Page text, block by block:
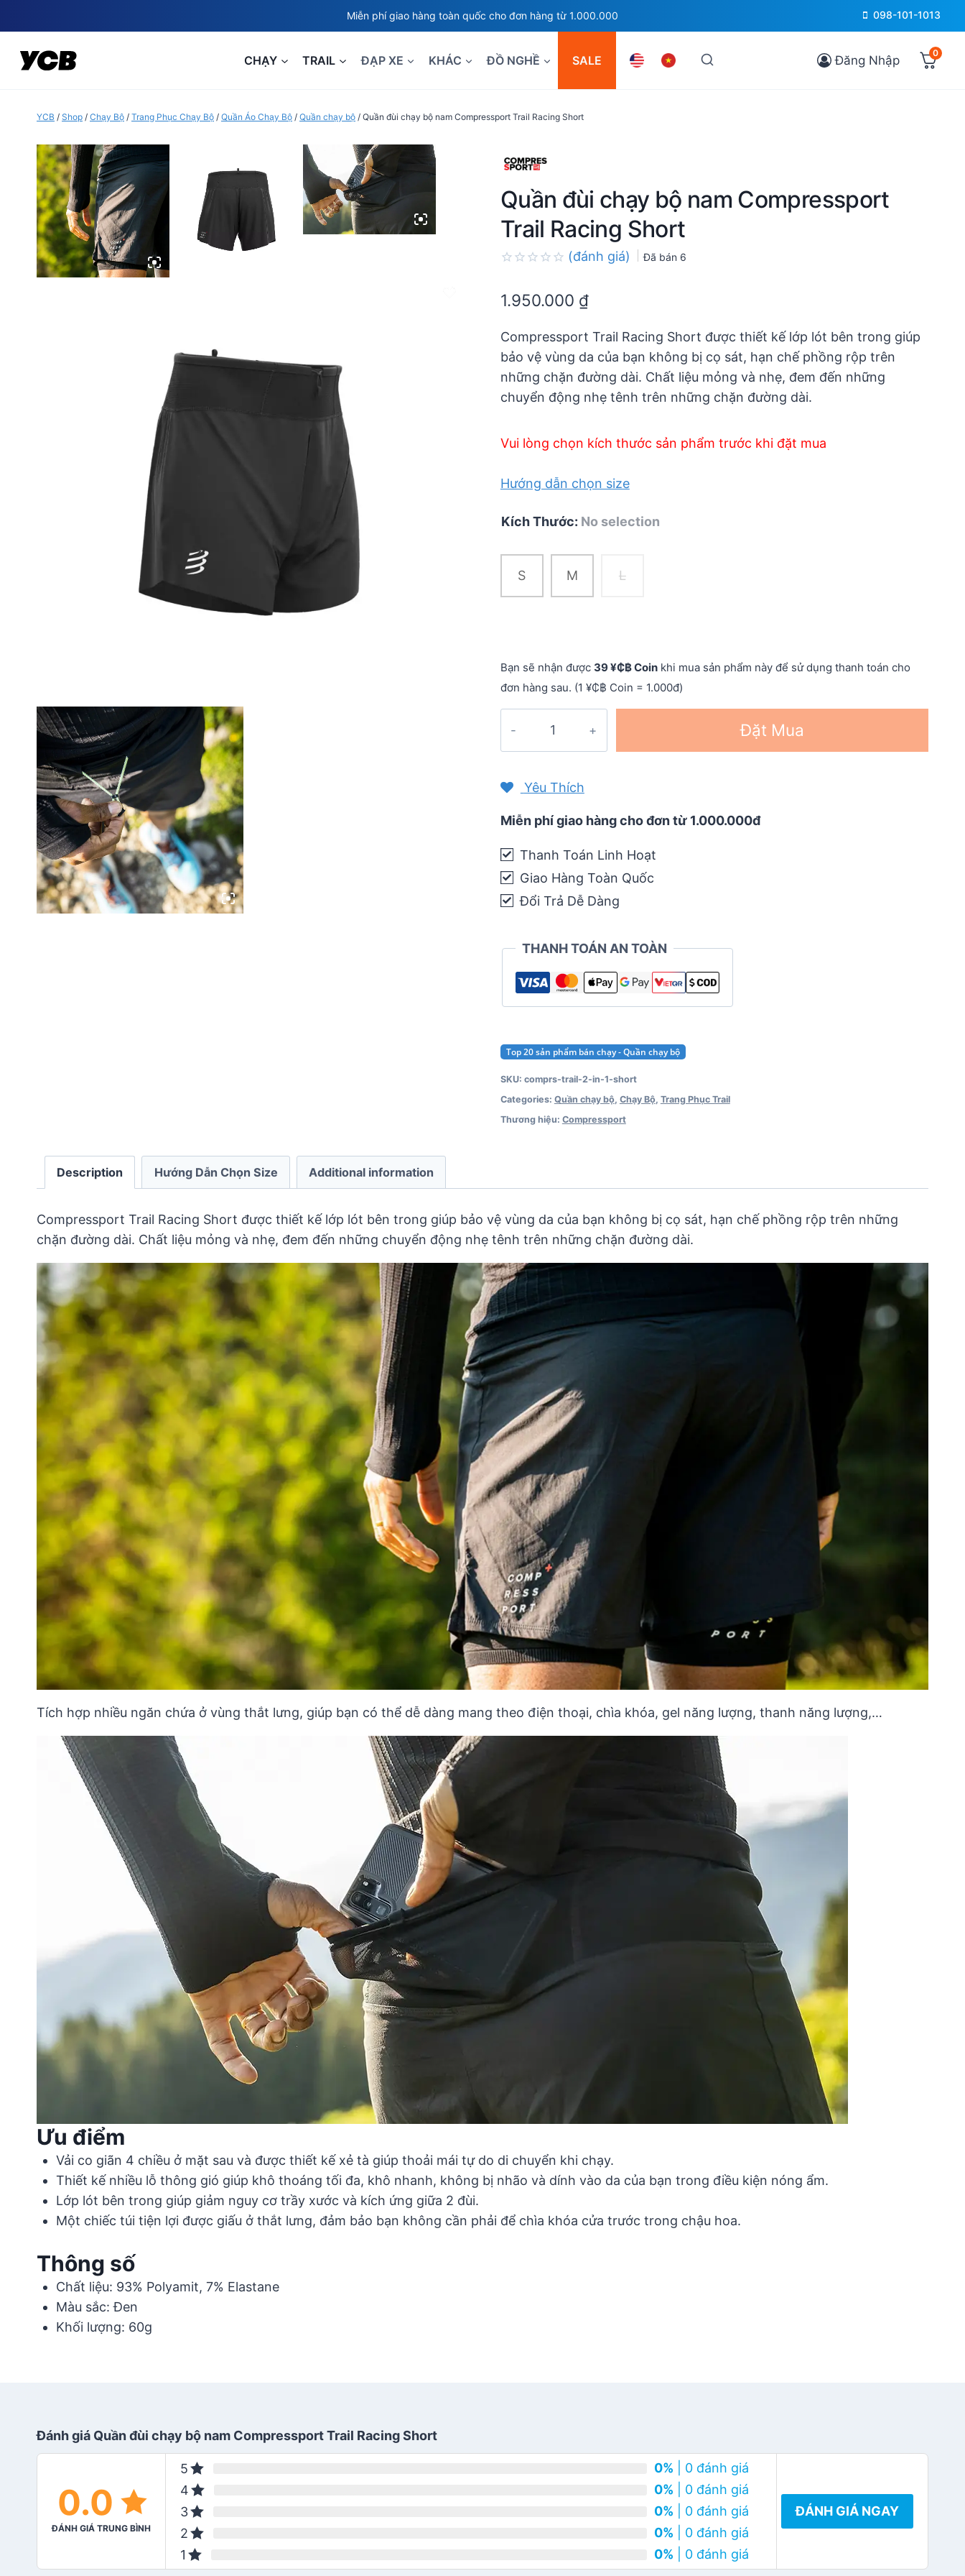
to
content
Miễn phí giao hàng toàn quốc cho đơn hàng từ 1.000.000 098-101-1013
CHẠY TRAIL ĐẠP XE KHÁC ĐỒ NGHỀ SALE Đăng Nhập 0
YCB / Shop / Chạy Bộ / Trang Phục Chạy Bộ / Quần Áo Chạy Bộ / Quần chạy bộ / Quần đùi chạy bộ nam Compressport Trail Racing Short
Quần đùi chạy bộ nam Compressport
Trail Racing Short
out
(đánh giá) Đã bán 6
1.950.000 ₫
Compressport Trail Racing Short được thiết kế lớp lót bên trong giúp
bảo vệ vùng da của bạn không bị cọ sát, hạn chế phồng rộp trên
những chặn đường dài. Chất liệu mỏng và nhẹ, đem đến những
chuyển động nhẹ tênh trên những chặn đường dài.
Vui lòng chọn kích thước sản phẩm trước khi đặt mua
Hướng dẫn chọn size
Kích Thước: No selection
S M L
Bạn sẽ nhận được 39 ¥₵฿ Coinkhi mua sản phẩm này để sử dụng thanh toán cho
đơn hàng sau. (1 ¥₵฿ Coin = 1.000đ)
bộ
Compressport
Racing
Short
quantity
Đặt Mua
Yêu Thích
Miễn phí giao hàng cho đơn từ 1.000.000đ
Thanh Toán Linh Hoạt
Giao Hàng Toàn Quốc
Đổi Trả Dễ Dàng
THANH TOÁN AN TOÀN
Top 20 sản phẩm bán chạy - Quần chạy bộ
SKU: comprs-trail-2-in-1-short
Categories: Quần chạy bộ, Chạy Bộ, Trang Phục Trail
Thương hiệu: Compressport
Description Hướng Dẫn Chọn Size Additional information
Compressport Trail Racing Short được thiết kế lớp lót bên trong giúp bảo vệ vùng da của bạn không bị cọ sát, hạn chế phồng rộp trên những
chặn đường dài. Chất liệu mỏng và nhẹ, đem đến những chuyển động nhẹ tênh trên những chặn đường dài.
Tích hợp nhiều ngăn chứa ở vùng thắt lưng, giúp bạn có thể dễ dàng mang theo điện thoại, chìa khóa, gel năng lượng, thanh năng lượng,…
Ưu điểm
Vải co giãn 4 chiều ở mặt sau và được thiết kế xẻ tà giúp thoải mái tự do di chuyển khi chạy.
Thiết kế nhiều lỗ thông gió giúp khô thoáng tối đa, khô nhanh, không bị nhão và dính vào da của bạn trong điều kiện nóng ẩm.
Lớp lót bên trong giúp giảm nguy cơ trầy xước và kích ứng giữa 2 đùi.
Một chiếc túi tiện lợi được giấu ở thắt lưng, đảm bảo bạn không cần phải để chìa khóa cửa trước trong chậu hoa.
Thông số
Chất liệu: 93% Polyamit, 7% Elastane
Màu sắc: Đen
Khối lượng: 60g
Đánh giá Quần đùi chạy bộ nam Compressport Trail Racing Short
0.0
ĐÁNH GIÁ TRUNG BÌNH
5 0% | 0 đánh giá
4
0% | 0 đánh giá
3
0% | 0 đánh giá
2
0% | 0 đánh giá
1
0% | 0 đánh giá
ĐÁNH GIÁ NGAY